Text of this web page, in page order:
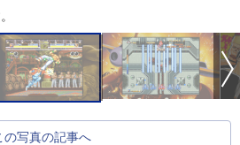
の写真の記事へ